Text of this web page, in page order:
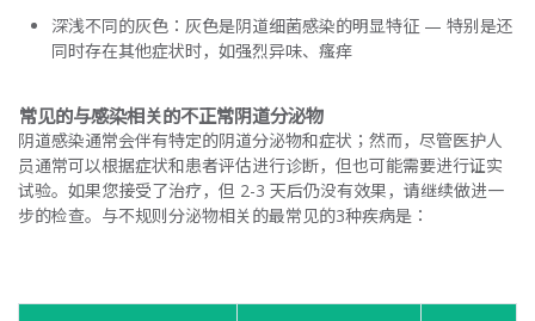
深浅不同的灰色：灰色是阴道细菌感染的明显特征 — 特别是还
同时存在其他症状时，如强烈异味、瘙痒
常见的与感染相关的不正常阴道分泌物
阴道感染通常会伴有特定的阴道分泌物和症状；然而，尽管医护人
员通常可以根据症状和患者评估进行诊断，但也可能需要进行证实
试验。如果您接受了治疗，但 2-3 天后仍没有效果，请继续做进一
步的检查。与不规则分泌物相关的最常见的3种疾病是：